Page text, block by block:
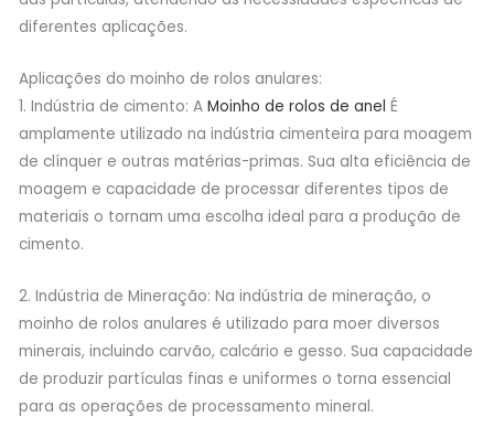
diferentes aplicações.
Aplicações do moinho de rolos anulares:
1. Indústria de cimento: A Moinho de rolos de anel É
amplamente utilizado na indústria cimenteira para moagem
de clínquer e outras matérias-primas. Sua alta eficiência de
moagem e capacidade de processar diferentes tipos de
materiais o tornam uma escolha ideal para a produção de
cimento.
2. Indústria de Mineração: Na indústria de mineração, o
moinho de rolos anulares é utilizado para moer diversos
minerais, incluindo carvão, calcário e gesso. Sua capacidade
de produzir partículas finas e uniformes o torna essencial
para as operações de processamento mineral.